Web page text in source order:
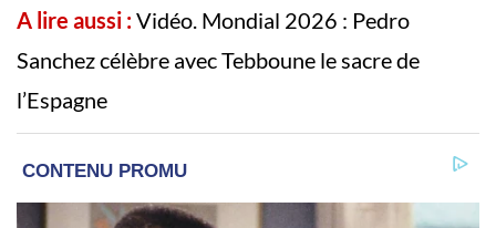
A lire aussi :Vidéo. Mondial 2026 : Pedro
Sanchez célèbre avec Tebboune le sacre de
l’Espagne